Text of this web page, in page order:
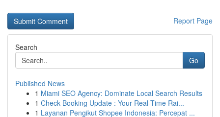
Report Page
Search
Go
Published News
1 Miami SEO Agency: Dominate Local Search Results
1 Check Booking Update : Your Real-Time Rai...
1 Layanan Pengikut Shopee Indonesia: Percepat ...